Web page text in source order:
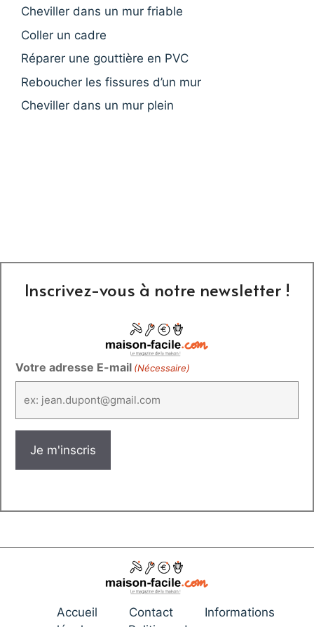
Cheviller dans un mur friable
Coller un cadre
Réparer une gouttière en PVC
Reboucher les fissures d’un mur
Cheviller dans un mur plein
Inscrivez-vous à notre newsletter !
Votre adresse E-mail (Nécessaire)
Accueil Contact
Informations